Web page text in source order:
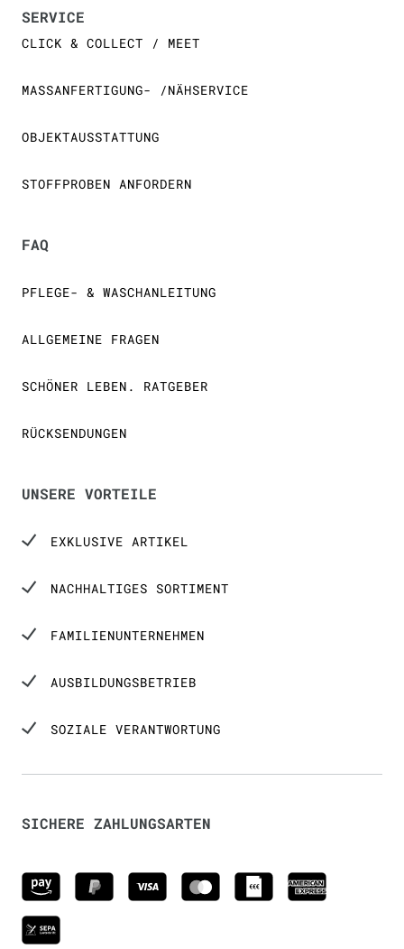
SERVICE
CLICK & COLLECT / MEET
MASSANFERTIGUNG- /NÄHSERVICE
OBJEKTAUSSTATTUNG
STOFFPROBEN ANFORDERN
FAQ
PFLEGE- & WASCHANLEITUNG
ALLGEMEINE FRAGEN
SCHÖNER LEBEN. RATGEBER
RÜCKSENDUNGEN
UNSERE VORTEILE
EXKLUSIVE ARTIKEL
NACHHALTIGES SORTIMENT
FAMILIENUNTERNEHMEN
AUSBILDUNGSBETRIEB
SOZIALE VERANTWORTUNG
SICHERE ZAHLUNGSARTEN